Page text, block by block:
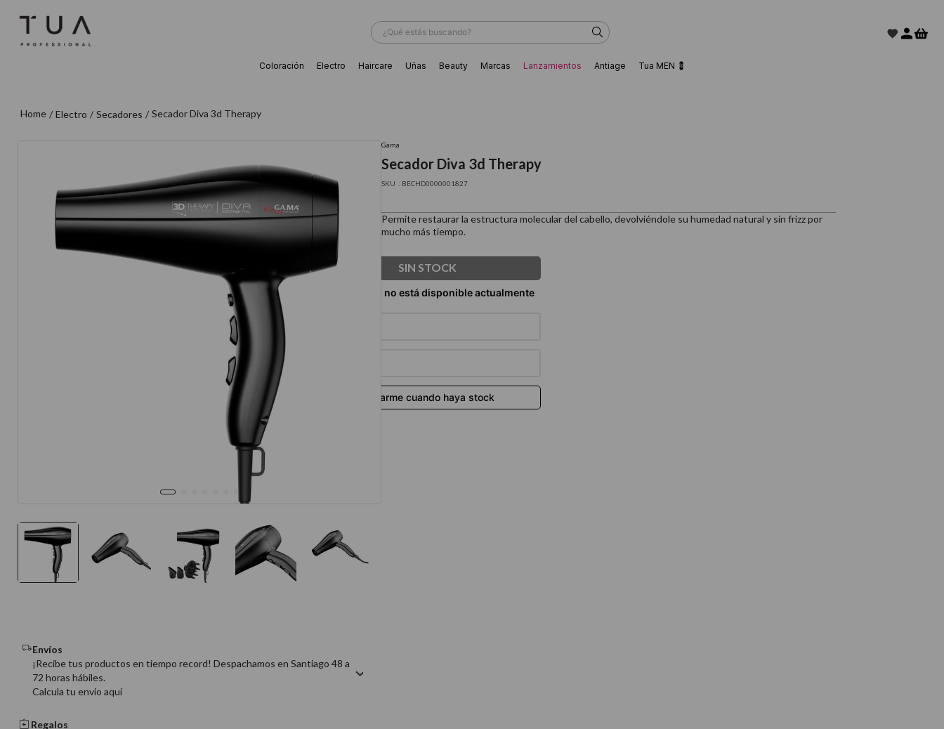
¿Qué estás buscando?
Coloración Electro Haircare Uñas Beauty Marcas Lanzamientos Antiage Tua MEN 💈
Electro Secadores Secador Diva 3d Therapy
Envíos
¡Recibe tus productos en tiempo record! Despachamos en Santiago 48 a
72 horas hábiles.
Calcula tu envio aquí
Regalos
Gama
Secador Diva 3d Therapy
: BECHD0000001827
Permite restaurar la estructura molecular del cabello, devolviéndole su humedad natural y sin frizz por
mucho más tiempo.
SIN STOCK
4 shampoo
5. cepillo
loreal
9 acondicionador
10 protector térmico